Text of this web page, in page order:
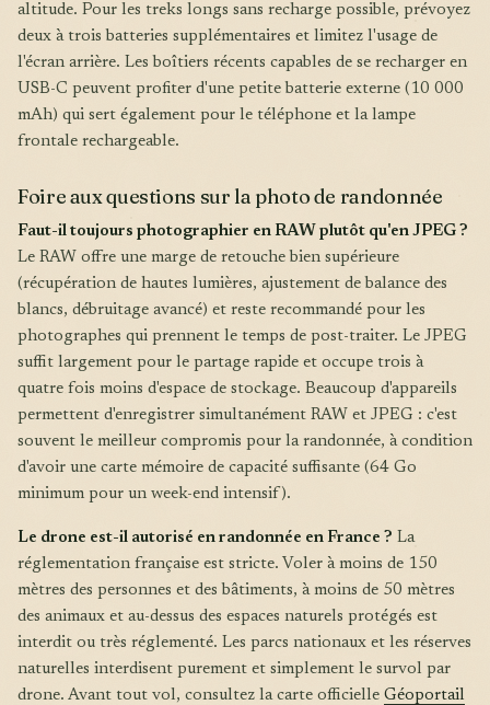
altitude. Pour les treks longs sans recharge possible, prévoyez
deux à trois batteries supplémentaires et limitez l'usage de
l'écran arrière. Les boîtiers récents capables de se recharger en
USB-C peuvent profiter d'une petite batterie externe (10 000
mAh) qui sert également pour le téléphone et la lampe
frontale rechargeable.
Foire aux questions sur la photo de randonnée
Faut-il toujours photographier en RAW plutôt qu'en JPEG ?
Le RAW offre une marge de retouche bien supérieure
(récupération de hautes lumières, ajustement de balance des
blancs, débruitage avancé) et reste recommandé pour les
photographes qui prennent le temps de post-traiter. Le JPEG
suffit largement pour le partage rapide et occupe trois à
quatre fois moins d'espace de stockage. Beaucoup d'appareils
permettent d'enregistrer simultanément RAW et JPEG : c'est
souvent le meilleur compromis pour la randonnée, à condition
d'avoir une carte mémoire de capacité suffisante (64 Go
minimum pour un week-end intensif).
Le drone est-il autorisé en randonnée en France ? La
réglementation française est stricte. Voler à moins de 150
mètres des personnes et des bâtiments, à moins de 50 mètres
des animaux et au-dessus des espaces naturels protégés est
interdit ou très réglementé. Les parcs nationaux et les réserves
naturelles interdisent purement et simplement le survol par
drone. Avant tout vol, consultez la carte officielle Géoportail